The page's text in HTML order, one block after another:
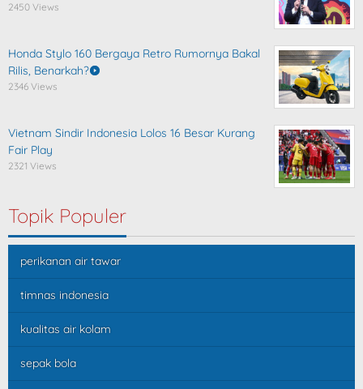
2450 Views
Honda Stylo 160 Bergaya Retro Rumornya Bakal
Rilis, Benarkah?
2346 Views
Vietnam Sindir Indonesia Lolos 16 Besar Kurang
Fair Play
2321 Views
Topik Populer
perikanan air tawar
timnas indonesia
kualitas air kolam
sepak bola